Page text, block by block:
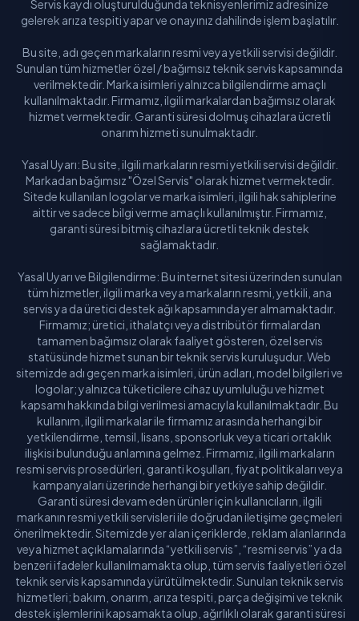
Servis kaydı oluşturulduğunda teknisyenlerimiz adresinize
gelerek arıza tespiti yapar ve onayınız dahilinde işlem başlatılır.
Bu site, adı geçen markaların resmi veya yetkili servisi değildir.
Sunulan tüm hizmetler özel / bağımsız teknik servis kapsamında
verilmektedir. Marka isimleri yalnızca bilgilendirme amaçlı
kullanılmaktadır. Firmamız, ilgili markalardan bağımsız olarak
hizmet vermektedir. Garanti süresi dolmuş cihazlara ücretli
onarım hizmeti sunulmaktadır.
Yasal Uyarı: Bu site, ilgili markaların resmi yetkili servisi değildir.
Markadan bağımsız "Özel Servis" olarak hizmet vermektedir.
Sitede kullanılan logolar ve marka isimleri, ilgili hak sahiplerine
aittir ve sadece bilgi verme amaçlı kullanılmıştır. Firmamız,
garanti süresi bitmiş cihazlara ücretli teknik destek
sağlamaktadır.
Yasal Uyarı ve Bilgilendirme: Bu internet sitesi üzerinden sunulan
tüm hizmetler, ilgili marka veya markaların resmi, yetkili, ana
servis ya da üretici destek ağı kapsamında yer almamaktadır.
Firmamız; üretici, ithalatçı veya distribütör firmalardan
tamamen bağımsız olarak faaliyet gösteren, özel servis
statüsünde hizmet sunan bir teknik servis kuruluşudur. Web
sitemizde adı geçen marka isimleri, ürün adları, model bilgileri ve
logolar; yalnızca tüketicilere cihaz uyumluluğu ve hizmet
kapsamı hakkında bilgi verilmesi amacıyla kullanılmaktadır. Bu
kullanım, ilgili markalar ile firmamız arasında herhangi bir
yetkilendirme, temsil, lisans, sponsorluk veya ticari ortaklık
ilişkisi bulunduğu anlamına gelmez. Firmamız, ilgili markaların
resmi servis prosedürleri, garanti koşulları, fiyat politikaları veya
kampanyaları üzerinde herhangi bir yetkiye sahip değildir.
Garanti süresi devam eden ürünler için kullanıcıların, ilgili
markanın resmi yetkili servisleri ile doğrudan iletişime geçmeleri
önerilmektedir. Sitemizde yer alan içeriklerde, reklam alanlarında
veya hizmet açıklamalarında “yetkili servis”, “resmi servis” ya da
benzeri ifadeler kullanılmamakta olup, tüm servis faaliyetleri özel
teknik servis kapsamında yürütülmektedir. Sunulan teknik servis
hizmetleri; bakım, onarım, arıza tespiti, parça değişimi ve teknik
destek işlemlerini kapsamakta olup, ağırlıklı olarak garanti süresi